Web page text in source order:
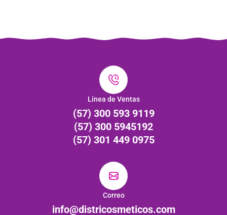
Línea de Ventas
(57) 300 593 9119
(57) 300 5945192
(57) 301 449 0975
Correo
info@districosmeticos.com